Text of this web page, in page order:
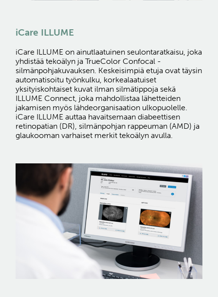
iCare ILLUME
iCare ILLUME on ainutlaatuinen seulontaratkaisu, joka
yhdistää tekoälyn ja TrueColor Confocal -
silmänpohjakuvauksen. Keskeisimpiä etuja ovat täysin
automatisoitu työnkulku, korkealaatuiset
yksityiskohtaiset kuvat ilman silmätippoja sekä
ILLUME Connect, joka mahdollistaa lähetteiden
jakamisen myös lähdeorganisaation ulkopuolelle.
iCare ILLUME auttaa havaitsemaan diabeettisen
retinopatian (DR), silmänpohjan rappeuman (AMD) ja
glaukooman varhaiset merkit tekoälyn avulla.